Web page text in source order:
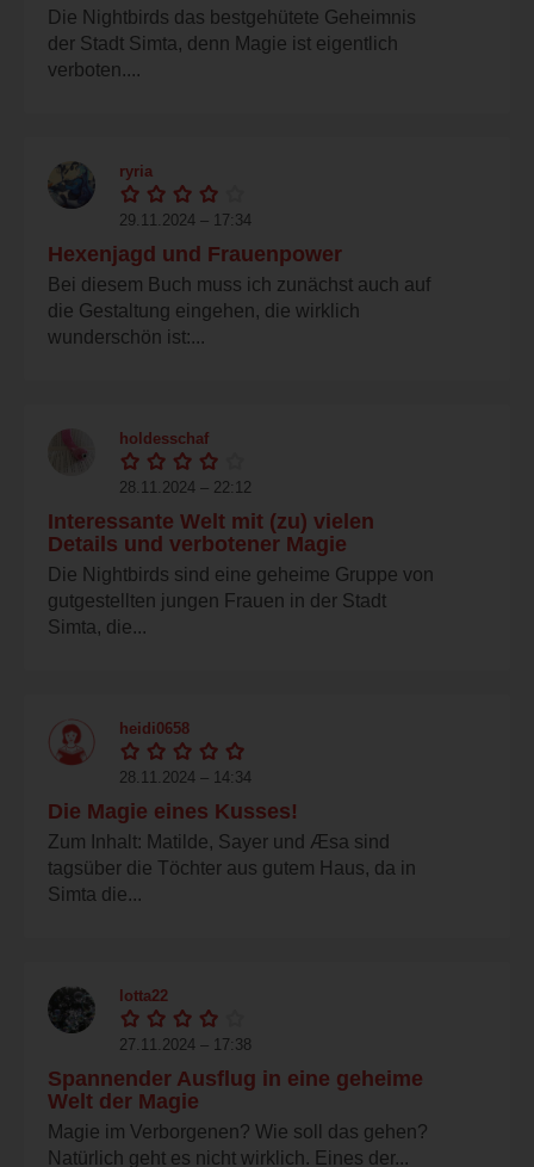
Die Nightbirds das bestgehütete Geheimnis
der Stadt Simta, denn Magie ist eigentlich
verboten....
ryria
29.11.2024 – 17:34
Hexenjagd und Frauenpower
Bei diesem Buch muss ich zunächst auch auf
die Gestaltung eingehen, die wirklich
wunderschön ist:...
holdesschaf
28.11.2024 – 22:12
Interessante Welt mit (zu) vielen
Details und verbotener Magie
Die Nightbirds sind eine geheime Gruppe von
gutgestellten jungen Frauen in der Stadt
Simta, die...
heidi0658
28.11.2024 – 14:34
Die Magie eines Kusses!
Zum Inhalt: Matilde, Sayer und Æsa sind
tagsüber die Töchter aus gutem Haus, da in
Simta die...
lotta22
27.11.2024 – 17:38
Spannender Ausflug in eine geheime
Welt der Magie
Magie im Verborgenen? Wie soll das gehen?
Natürlich geht es nicht wirklich. Eines der...